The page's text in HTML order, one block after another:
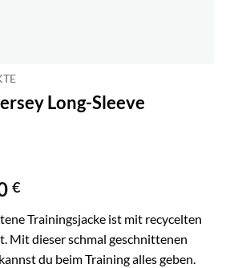
Long-Sleeve
€Preisspanne:
bis
25,10 €
Trainingsjacke ist mit recycelten
Mit dieser schmal geschnittenen
du beim Training alles geben.